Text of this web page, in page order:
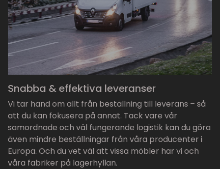
Snabba & effektiva leveranser
Vi tar hand om allt från beställning till leverans – så
att du kan fokusera på annat. Tack vare vår
samordnade och väl fungerande logistik kan du göra
även mindre beställningar från våra producenter i
Europa. Och du vet väl att vissa möbler har vi och
våra fabriker på lagerhyllan.